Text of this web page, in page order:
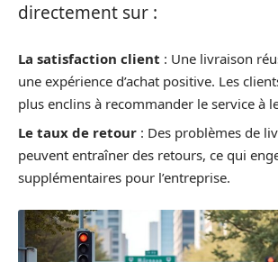
directement sur :
La satisfaction client : Une livraison
une expérience d’achat positive. Les
plus enclins à recommander le service à
Le taux de retour : Des problèmes de
peuvent entraîner des retours, ce qui
supplémentaires pour l’entreprise.